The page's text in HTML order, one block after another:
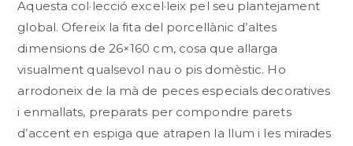
Aquesta col·lecció excel·leix pel seu plantejament
global. Ofereix la fita del porcellànic d’altes
dimensions de 26×160 cm, cosa que allarga
visualment qualsevol nau o pis domèstic. Ho
arrodoneix de la mà de peces especials decoratives
i enmallats, preparats per compondre parets
d’accent en espiga que atrapen la llum i les mirades